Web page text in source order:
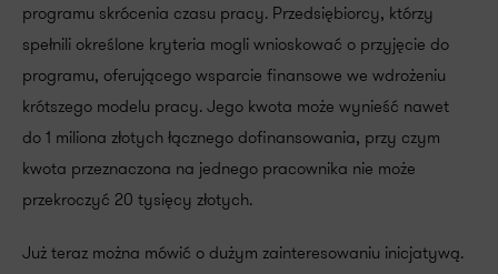
programu skrócenia czasu pracy. Przedsiębiorcy, którzy
spełnili określone kryteria mogli wnioskować o przyjęcie do
programu, oferującego wsparcie finansowe we wdrożeniu
krótszego modelu pracy. Jego kwota może wynieść nawet
do 1 miliona złotych łącznego dofinansowania, przy czym
kwota przeznaczona na jednego pracownika nie może
przekroczyć 20 tysięcy złotych.
Już teraz można mówić o dużym zainteresowaniu inicjatywą.